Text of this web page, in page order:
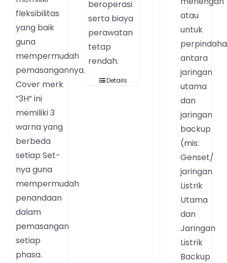
fleksibilitas
yang baik
guna
mempermudah
pemasangannya.
Cover merk
“3H” ini
memiliki 3
warna yang
berbeda
setiap Set-
nya guna
mempermudah
penandaan
dalam
pemasangan
setiap
phasa.
beroperasi
serta biaya
perawatan
tetap
rendah.
Details
atau
untuk
antara
jaringan
utama
dan
jaringan
backup
(mis:
Genset/
jaringan
Listrik
Utama
dan
Jaringan
Listrik
Backup